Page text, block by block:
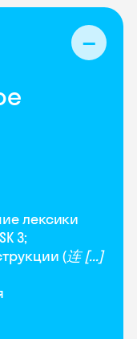
лексики
3;
(连 [...]